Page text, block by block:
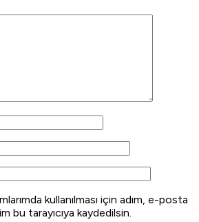
kullanılması için adım, e-posta
bu tarayıcıya kaydedilsin.